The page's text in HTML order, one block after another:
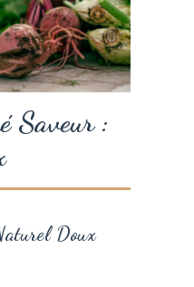
Saveur :
Doux